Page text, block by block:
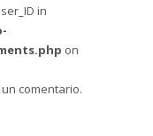
in
on
comentario.